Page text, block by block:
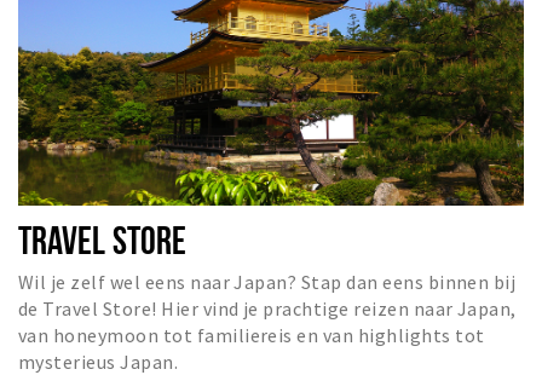
TRAVEL STORE
Wil je zelf wel eens naar Japan? Stap dan eens binnen bij
de Travel Store! Hier vind je prachtige reizen naar Japan,
van honeymoon tot familiereis en van highlights tot
mysterieus Japan.